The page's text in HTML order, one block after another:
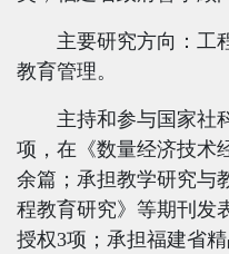
主要研究方向：工
教育管理。
主持和参与国家社
项，在《数量经济技术
余篇；承担教学研究与
程教育研究》等期刊发
授权3项；承担福建省